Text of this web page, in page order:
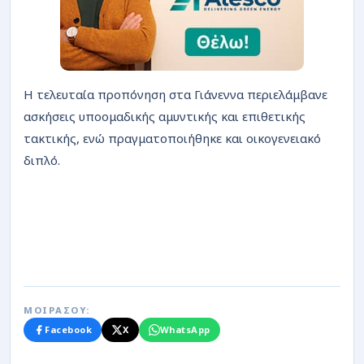
Η τελευταία προπόνηση στα Γιάνεννα περιελάμβανε
ασκήσεις υποομαδικής αμυντικής και επιθετικής
τακτικής, ενώ πραγματοποιήθηκε και οικογενειακό
διπλό.
ΜΟΙΡΑΣΟΥ:
Facebook
X WhatsApp